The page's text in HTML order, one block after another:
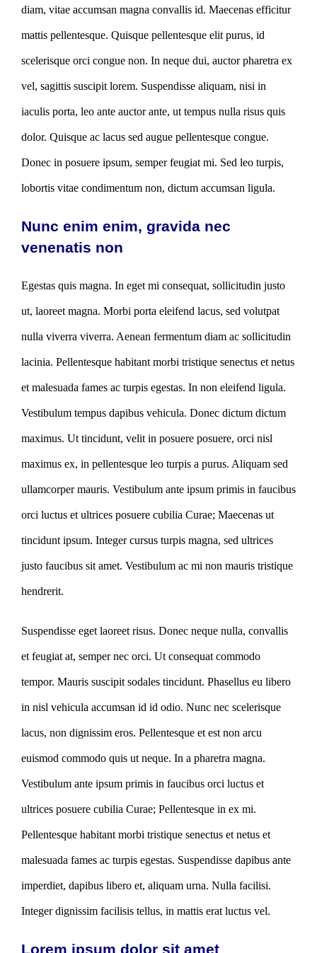
diam, vitae accumsan magna convallis id. Maecenas efficitur
mattis pellentesque. Quisque pellentesque elit purus, id
scelerisque orci congue non. In neque dui, auctor pharetra ex
vel, sagittis suscipit lorem. Suspendisse aliquam, nisi in
iaculis porta, leo ante auctor ante, ut tempus nulla risus quis
dolor. Quisque ac lacus sed augue pellentesque congue.
Donec in posuere ipsum, semper feugiat mi. Sed leo turpis,
lobortis vitae condimentum non, dictum accumsan ligula.
Nunc enim enim, gravida nec
venenatis non
Egestas quis magna. In eget mi consequat, sollicitudin justo
ut, laoreet magna. Morbi porta eleifend lacus, sed volutpat
nulla viverra viverra. Aenean fermentum diam ac sollicitudin
lacinia. Pellentesque habitant morbi tristique senectus et netus
et malesuada fames ac turpis egestas. In non eleifend ligula.
Vestibulum tempus dapibus vehicula. Donec dictum dictum
maximus. Ut tincidunt, velit in posuere posuere, orci nisl
maximus ex, in pellentesque leo turpis a purus. Aliquam sed
ullamcorper mauris. Vestibulum ante ipsum primis in faucibus
orci luctus et ultrices posuere cubilia Curae; Maecenas ut
tincidunt ipsum. Integer cursus turpis magna, sed ultrices
justo faucibus sit amet. Vestibulum ac mi non mauris tristique
hendrerit.
Suspendisse eget laoreet risus. Donec neque nulla, convallis
et feugiat at, semper nec orci. Ut consequat commodo
tempor. Mauris suscipit sodales tincidunt. Phasellus eu libero
in nisl vehicula accumsan id id odio. Nunc nec scelerisque
lacus, non dignissim eros. Pellentesque et est non arcu
euismod commodo quis ut neque. In a pharetra magna.
Vestibulum ante ipsum primis in faucibus orci luctus et
ultrices posuere cubilia Curae; Pellentesque in ex mi.
Pellentesque habitant morbi tristique senectus et netus et
malesuada fames ac turpis egestas. Suspendisse dapibus ante
imperdiet, dapibus libero et, aliquam urna. Nulla facilisi.
Integer dignissim facilisis tellus, in mattis erat luctus vel.
Lorem ipsum dolor sit amet